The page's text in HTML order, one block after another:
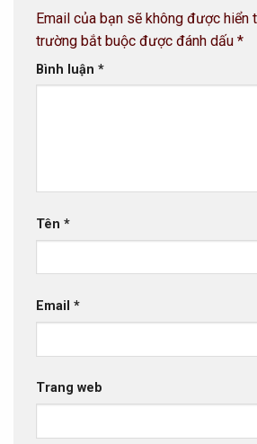
Email của bạn sẽ không được hiển
trường bắt buộc được đánh dấu *
Bình luận *
Tên *
Email *
Trang web